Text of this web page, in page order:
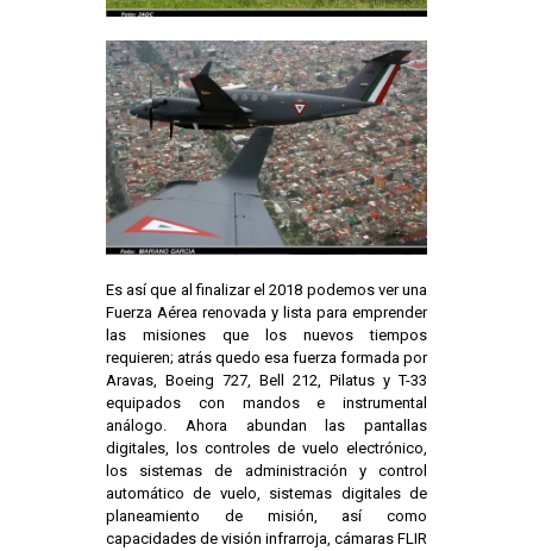
Es así que al finalizar el 2018 podemos ver una
Fuerza Aérea renovada y lista para emprender
las misiones que los nuevos tiempos
requieren; atrás quedo esa fuerza formada por
Aravas, Boeing 727, Bell 212, Pilatus y T-33
equipados con mandos e instrumental
análogo. Ahora abundan las pantallas
digitales, los controles de vuelo electrónico,
los sistemas de administración y control
automático de vuelo, sistemas digitales de
planeamiento de misión, así como
capacidades de visión infrarroja, cámaras FLIR